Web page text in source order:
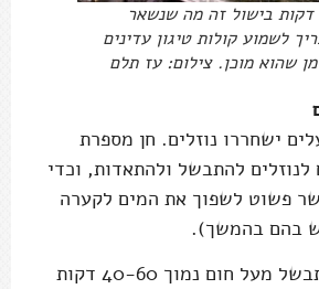
אחרי -45-60 דקות בישול זה מה שנשאר
לשמוע קולות טיגון עדינים
שהוא מוכן. צילום: עז תלם
ישחררו נוזלים. חן מספרת
להתבשל ולהתאדות, וכדי
פשוט לשפוך את המים לקערה
בהם בהמשך).
העלים צריכים להתבשל מעל חום נמוך 40-60 דקות